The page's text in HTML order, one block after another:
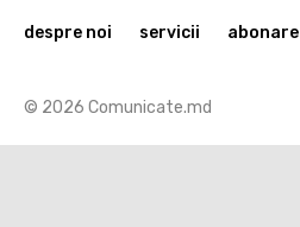
© 2026 Comunicate.md
despre noi servicii abonare